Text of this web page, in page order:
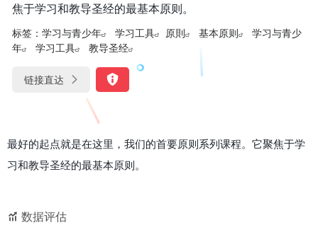
焦于学习和教导圣经的最基本原则。
标签： 学习与青少年 学习工具 原則 基本原则
学习与青少
年
学习工具 教导圣经
链接直达
最好的起点就是在这里，我们的首要原则系列课程。它聚焦于学
习和教导圣经的最基本原则。
数据评估